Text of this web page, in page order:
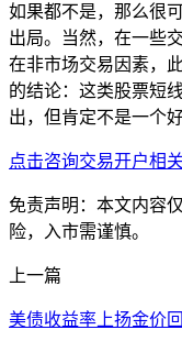
如果都不是，那么很
出局。当然，在一些
在非市场交易因素，
的结论：这类股票短
出，但肯定不是一个
点击咨询交易开户相
免责声明：本文内容
险，入市需谨慎。
上一篇
美债收益率上扬金价